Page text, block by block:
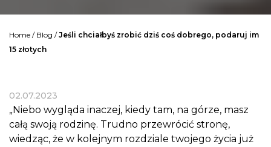
Home / Blog /Jeśli chciałbyś zrobić dziś coś dobrego, podaruj im
15 złotych
02.07.2023
„Niebo wygląda inaczej, kiedy tam, na górze, masz
całą swoją rodzinę. Trudno przewrócić stronę,
wiedząc, że w kolejnym rozdziale twojego życia już